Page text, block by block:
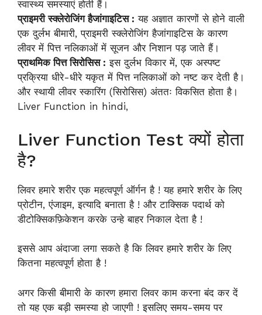
स्वास्थ्य समस्याएं होती हैं।
प्राइमरी स्क्लेरोजिंग हैजांगाइटिस : यह अज्ञात कारणों से होने वाली
एक दुर्लभ बीमारी, प्राइमरी स्क्लेरोजिंग हैजांगाइटिस के कारण
लीवर में पित्त नलिकाओं में सूजन और निशान पड़ जाते हैं।
प्राथमिक पित्त सिरोसिस : इस दुर्लभ विकार में, एक अस्पष्ट
प्रक्रिया धीरे-धीरे यकृत में पित्त नलिकाओं को नष्ट कर देती है।
और स्थायी लीवर स्कारिंग (सिरोसिस) अंततः विकसित होता है।
Liver Function in hindi,
Liver Function Test क्यों होता
है?
लिवर हमारे शरीर एक महत्वपूर्ण ऑर्गन है ! यह हमारे शरीर के लिए
प्रोटीन, एंजाइम, इत्यादि बनाता है ! और टाक्सिक पदार्थ को
डीटोक्सिकफ़िकेशन करके उन्हे बाहर निकाल देता है !
इससे आप अंदाजा लगा सकते है कि लिवर हमारे शरीर के लिए
कितना महत्वपूर्ण होता है !
अगर किसी बीमारी के कारण हमारा लिवर काम करना बंद कर दें
तो यह एक बड़ी समस्या हो जाएगी ! इसलिए समय-समय पर